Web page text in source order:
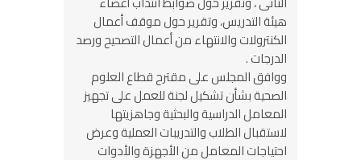
هيئة التدريس، وتقرير حول موقف أعمال
الكنترولات والانتهاء من أعمال التصحيح ورصد
الدرجات .
ووافق المجلس على مقترح قطاع العلوم
الصحية بشأن تشكيل لجنة للعمل على تجهيز
المعامل الدراسية والبحثية وجاهزيتها
لاستقبال الطلاب والتدريبات العملية وعرض
احتياجات المعامل من الأجهزة والأدوات